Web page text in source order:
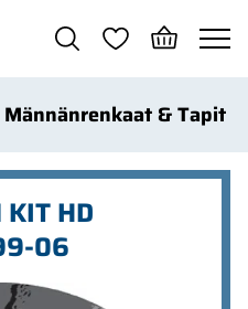
& Tapit
KIT HD
06